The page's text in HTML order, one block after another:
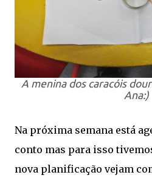
A menina dos caracóis
Ana:)
Na próxima semana está
conto mas para isso
nova planificação vejam